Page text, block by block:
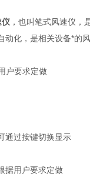
仪 ，也叫笔式风速仪
化，是相关设备*的风
户要求定做
通过按键切换显示
据用户要求定做